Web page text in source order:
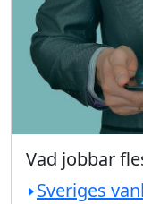
Vad jobbar
Sveriges